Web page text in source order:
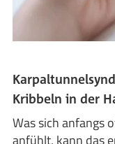
Kribbeln in der
Was sich anfangs
anfühlt, kann das